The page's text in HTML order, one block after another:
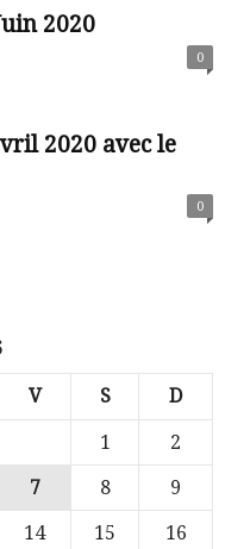
2020
0
2020 avec le
0
V S D
1
2
7 8
9
14 15
16